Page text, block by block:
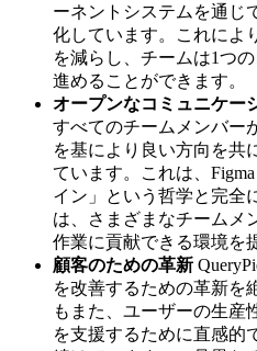
ーネントシステムを通じ
化しています。これによ
を減らし、チームは1つ
進めることができます。
オープンなコミュニケー
すべてのチームメンバー
を基により良い方向を共
ています。これは、
イン」という哲学と完全
は、さまざまなチームメ
作業に貢献できる環境を
顧客のための革新
を改善するための革新を
もまた、ユーザーの生産
を支援するために直感的